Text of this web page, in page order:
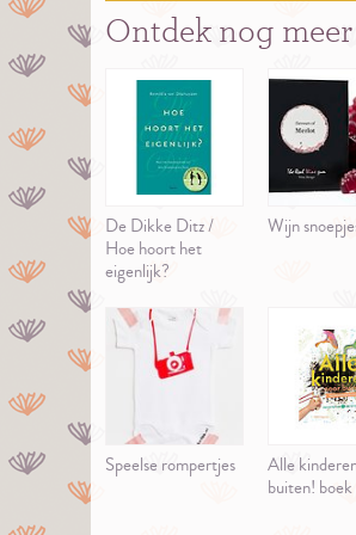
Ontdek nog meer
De Dikke Ditz /
Hoe hoort het
eigenlijk?
Wijn
Speelse rompertjes
Alle
buiten! boek